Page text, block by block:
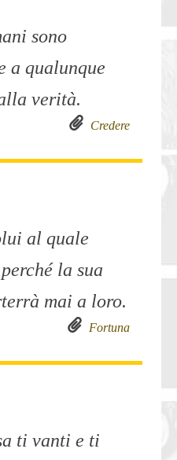
sono
a qualunque
verità.
Credere
al quale
la sua
mai a loro.
Fortuna
ti vanti e ti